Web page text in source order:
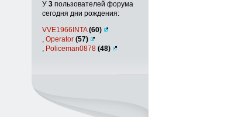
У 3пользователей форума
сегодня дни рождения:
VVE1966INTA(60)
Operator (57)
Policeman0878 (48)